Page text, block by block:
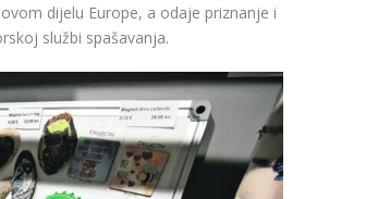
dijelu Europe, a odaje priznanje i
službi spašavanja.